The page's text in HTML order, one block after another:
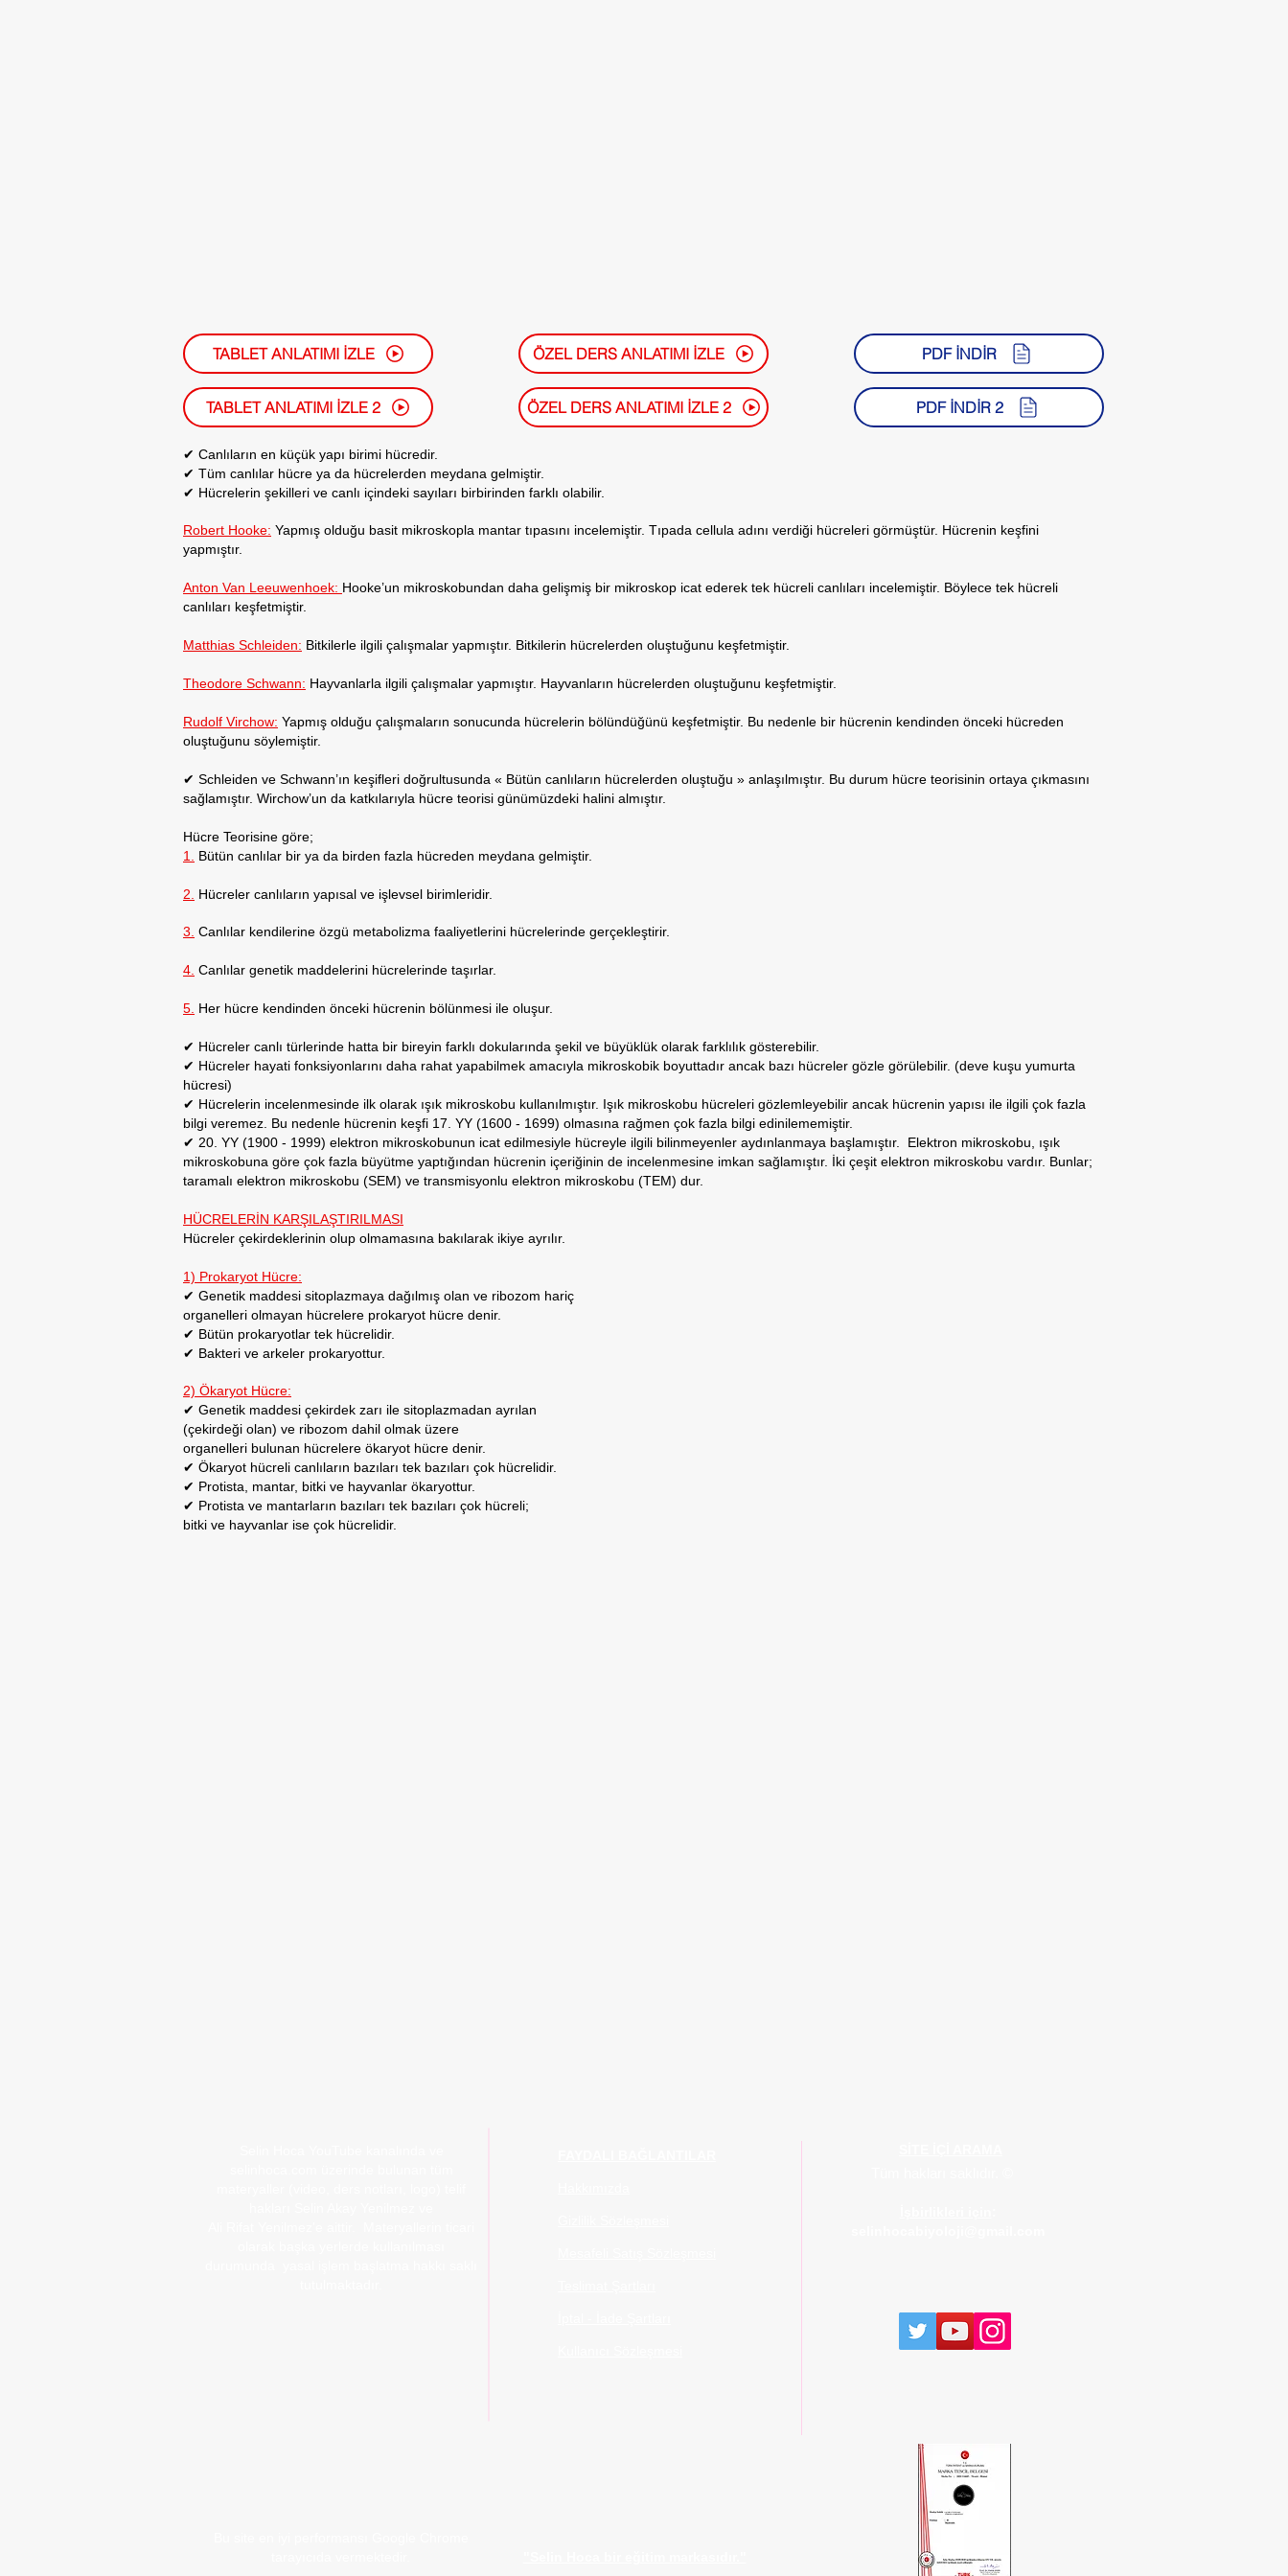
✔ Canlıların en küçük yapı birimi hücredir.
✔ Tüm canlılar hücre ya da hücrelerden meydana gelmiştir.
✔ Hücrelerin şekilleri ve canlı içindeki sayıları birbirinden farklı olabilir.
Robert Hooke: Yapmış olduğu basit mikroskopla mantar tıpasını incelemiştir. Tıpada cellula adını verdiği hücreleri görmüştür. Hücrenin keşfini
yapmıştır.
Anton Van Leeuwenhoek: Hooke’un mikroskobundan daha gelişmiş bir mikroskop icat ederek tek hücreli canlıları incelemiştir. Böylece tek hücreli
canlıları keşfetmiştir.
Matthias Schleiden: Bitkilerle ilgili çalışmalar yapmıştır. Bitkilerin hücrelerden oluştuğunu keşfetmiştir.
Theodore Schwann: Hayvanlarla ilgili çalışmalar yapmıştır. Hayvanların hücrelerden oluştuğunu keşfetmiştir.
Rudolf Virchow: Yapmış olduğu çalışmaların sonucunda hücrelerin bölündüğünü keşfetmiştir. Bu nedenle bir hücrenin kendinden önceki hücreden
oluştuğunu söylemiştir.
✔ Schleiden ve Schwann’ın keşifleri doğrultusunda « Bütün canlıların hücrelerden oluştuğu » anlaşılmıştır. Bu durum hücre teorisinin ortaya çıkmasını
sağlamıştır. Wirchow’un da katkılarıyla hücre teorisi günümüzdeki halini almıştır.
Hücre Teorisine göre;
1.
Bütün canlılar bir ya da birden fazla hücreden meydana gelmiştir.
2. Hücreler canlıların yapısal ve işlevsel birimleridir.
3. Canlılar kendilerine özgü metabolizma faaliyetlerini hücrelerinde gerçekleştirir.
4. Canlılar genetik maddelerini hücrelerinde taşırlar.
5. Her hücre kendinden önceki hücrenin bölünmesi ile oluşur.
✔ Hücreler canlı türlerinde hatta bir bireyin farklı dokularında şekil ve büyüklük olarak farklılık gösterebilir.
✔ Hücreler hayati fonksiyonlarını daha rahat yapabilmek amacıyla mikroskobik boyuttadır ancak bazı hücreler gözle görülebilir. (deve kuşu yumurta
hücresi)
✔ Hücrelerin incelenmesinde ilk olarak ışık mikroskobu kullanılmıştır. Işık mikroskobu hücreleri gözlemleyebilir ancak hücrenin yapısı ile ilgili çok fazla
bilgi veremez. Bu nedenle hücrenin keşfi 17. YY (1600 - 1699) olmasına rağmen çok fazla bilgi edinilememiştir.
✔ 20. YY (1900 - 1999) elektron mikroskobunun icat edilmesiyle hücreyle ilgili bilinmeyenler aydınlanmaya başlamıştır. Elektron mikroskobu, ışık
mikroskobuna göre çok fazla büyütme yaptığından hücrenin içeriğinin de incelenmesine imkan sağlamıştır. İki çeşit elektron mikroskobu vardır. Bunlar;
taramalı elektron mikroskobu (SEM) ve transmisyonlu elektron mikroskobu (TEM) dur.
HÜCRELERİN KARŞILAŞTIRILMASI
Hücreler çekirdeklerinin olup olmamasına bakılarak ikiye ayrılır.
1) Prokaryot Hücre:
✔ Genetik maddesi sitoplazmaya dağılmış olan ve ribozom hariç
organelleri olmayan hücrelere prokaryot hücre denir.
✔ Bütün prokaryotlar tek hücrelidir.
✔ Bakteri ve arkeler prokaryottur.
2) Ökaryot Hücre:
✔ Genetik maddesi çekirdek zarı ile sitoplazmadan ayrılan
(çekirdeği olan) ve ribozom dahil olmak üzere
organelleri bulunan hücrelere ökaryot hücre denir.
✔ Ökaryot hücreli canlıların bazıları tek bazıları çok hücrelidir.
✔ Protista, mantar, bitki ve hayvanlar ökaryottur.
✔ Protista ve mantarların bazıları tek bazıları çok hücreli;
bitki ve hayvanlar ise çok hücrelidir.
TABLET ANLATIMI İZLE
TABLET ANLATIMI İZLE 2
ÖZEL DERS ANLATIMI İZLE
ÖZEL DERS ANLATIMI İZLE 2
PDF İNDİR
PDF İNDİR 2